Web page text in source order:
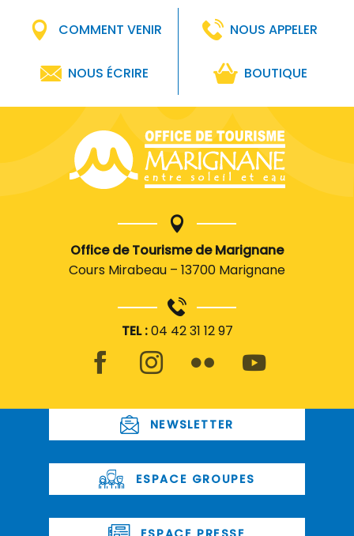
COMMENT VENIR NOUS APPELER
NOUS ÉCRIRE BOUTIQUE
Office de Tourisme de Marignane
Cours Mirabeau – 13700 Marignane
TEL :04 42 31 12 97
NEWSLETTER
ESPACE GROUPES